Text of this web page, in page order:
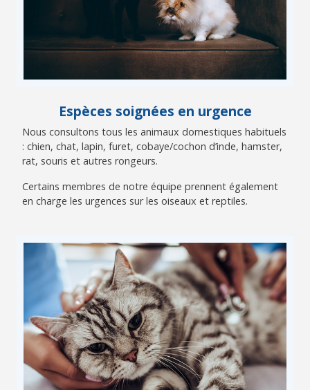
Espèces soignées en urgence
Nous consultons tous les animaux domestiques habituels
: chien, chat, lapin, furet, cobaye/cochon d’inde, hamster,
rat, souris et autres rongeurs.
Certains membres de notre équipe prennent également
en charge les urgences sur les oiseaux et reptiles.